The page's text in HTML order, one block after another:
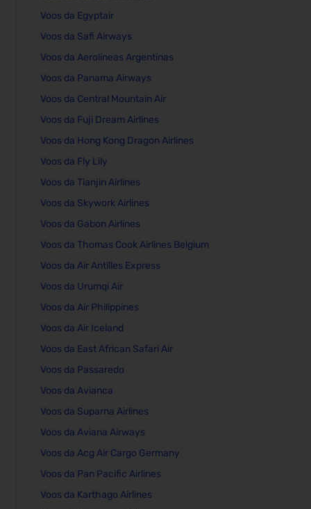
Voos da Egyptair
Voos da Safi Airways
Voos da Aerolineas Argentinas
Voos da Panama Airways
Voos da Central Mountain Air
Voos da Fuji Dream Airlines
Voos da Hong Kong Dragon Airlines
Voos da Fly Lily
Voos da Tianjin Airlines
Voos da Skywork Airlines
Voos da Gabon Airlines
Voos da Thomas Cook Airlines Belgium
Voos da Air Antilles Express
Voos da Urumqi Air
Voos da Air Philippines
Voos da Air Iceland
Voos da East African Safari Air
Voos da Passaredo
Voos da Avianca
Voos da Suparna Airlines
Voos da Aviana Airways
Voos da Acg Air Cargo Germany
Voos da Pan Pacific Airlines
Voos da Karthago Airlines